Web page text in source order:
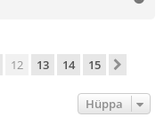
12 13 14 15
Hüppa